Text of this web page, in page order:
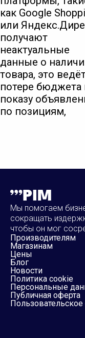
как Google
или
получают
неактуальные
данные о
товара, это
потере бюджета
показу
по позициям,
Мы помогаем
сокращать
чтобы он мог
Производителям
Магазинам
Цены
Блог
Новости
Политика cookie
Персональные
Публичная оферта